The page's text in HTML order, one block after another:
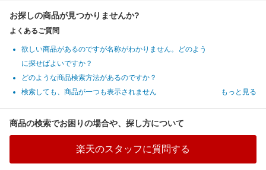
お探しの商品が見つかりませんか?
よくあるご質問
欲しい商品があるのですが名称がわかりません。どのよう
に探せばよいですか？
どのような商品検索方法があるのですか？
検索しても、商品が一つも表示されません
もっと見る
商品の検索でお困りの場合や、探し方について
楽天のスタッフに質問する